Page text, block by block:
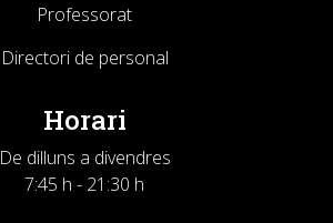
Professorat
Directori de personal
Horari
De dilluns a divendres
7:45 h - 21:30 h